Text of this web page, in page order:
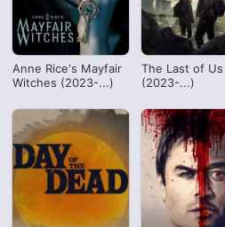
Anne Rice's Mayfair
Witches (2023-...)
The Last of Us
(2023-...)